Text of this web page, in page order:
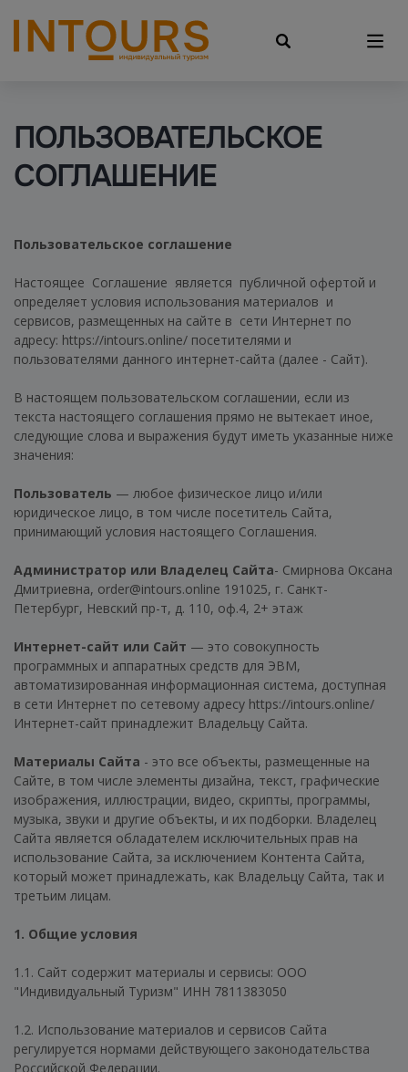
ПОЛЬЗОВАТЕЛЬСКОЕ
СОГЛАШЕНИЕ
Пользовательское соглашение
Настоящее Соглашение является публичной офертой и
определяет условия использования материалов и
сервисов, размещенных на сайте в сети Интернет по
адресу: https://intours.online/ посетителями и
пользователями данного интернет-сайта (далее - Сайт).
В настоящем пользовательском соглашении, если из
текста настоящего соглашения прямо не вытекает иное,
следующие слова и выражения будут иметь указанные ниже
значения:
Пользователь — любое физическое лицо и/или
юридическое лицо, в том числе посетитель Сайта,
принимающий условия настоящего Соглашения.
Администратор или Владелец Сайта- Смирнова Оксана
Дмитриевна, order@intours.online 191025, г. Санкт-
Петербург, Невский пр-т, д. 110, оф.4, 2+ этаж
Интернет-сайт или Сайт — это совокупность
программных и аппаратных средств для ЭВМ,
автоматизированная информационная система, доступная
в сети Интернет по сетевому адресу https://intours.online/
Интернет-сайт принадлежит Владельцу Сайта.
Материалы Сайта - это все объекты, размещенные на
Сайте, в том числе элементы дизайна, текст, графические
изображения, иллюстрации, видео, скрипты, программы,
музыка, звуки и другие объекты, и их подборки. Владелец
Сайта является обладателем исключительных прав на
использование Сайта, за исключением Контента Сайта,
который может принадлежать, как Владельцу Сайта, так и
третьим лицам.
1. Общие условия
1.1. Сайт содержит материалы и сервисы: ООО
"Индивидуальный Туризм" ИНН 7811383050
1.2. Использование материалов и сервисов Сайта
регулируется нормами действующего законодательства
Российской Федерации.